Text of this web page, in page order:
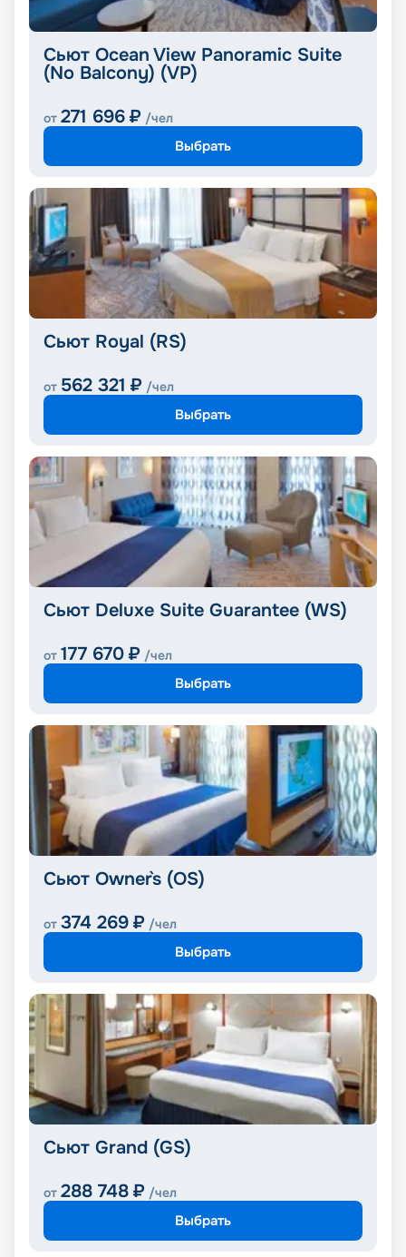
Сьют Ocean View Panoramic Suite
(No Balcony) (VP)
от 271 696 ₽ /чел
Выбрать
Сьют Royal (RS)
от 562 321 ₽ /чел
Выбрать
Сьют Deluxe Suite Guarantee (WS)
от 177 670 ₽ /чел
Выбрать
Сьют Owner`s (OS)
от 374 269 ₽ /чел
Выбрать
Сьют Grand (GS)
от 288 748 ₽ /чел
Выбрать